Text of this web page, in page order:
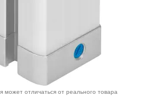
может отличаться от реального товара